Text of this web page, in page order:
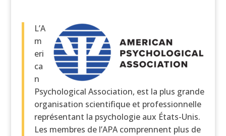
L’A
m
eri
ca
n
Psychological Association, est la plus grande
organisation scientifique et professionnelle
représentant la psychologie aux États-Unis.
Les membres de l’APA comprennent plus de